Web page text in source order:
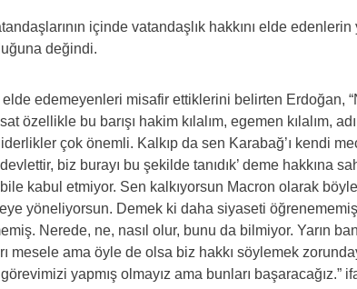
içinde vatandaşlık hakkını elde edenlerin
değindi.
elde edemeyenleri misafir ettiklerini belirten Erdoğan,
özellikle bu barışı hakim kılalım, egemen kılalım,
çok önemli. Kalkıp da sen Karabağ’ı kendi
devlettir, biz burayı bu şekilde tanıdık’ deme hakkına
kabul etmiyor. Sen kalkıyorsun Macron olarak
yöneliyorsun. Demek ki daha siyaseti
Nerede, ne, nasıl olur, bunu da bilmiyor. Yarın
mesele ama öyle de olsa biz hakkı söylemek
yapmış olmayız ama bunları başaracağız.”